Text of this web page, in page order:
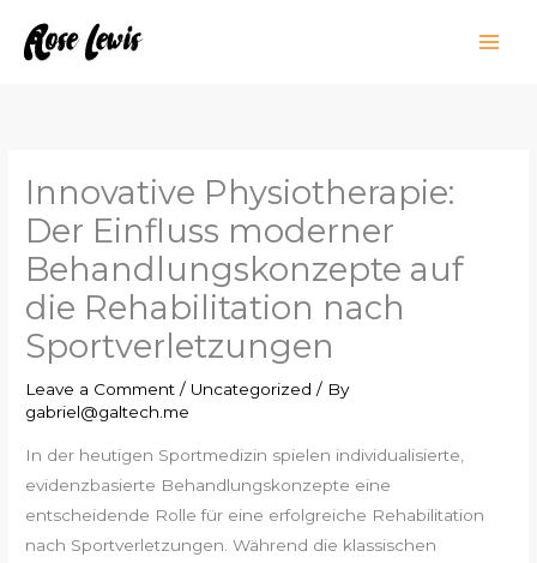
Innovative Physiotherapie:
Der Einfluss moderner
Behandlungskonzepte auf
die Rehabilitation nach
Sportverletzungen
Leave a Comment / Uncategorized / By
gabriel@galtech.me
In der heutigen Sportmedizin spielen individualisierte,
evidenzbasierte Behandlungskonzepte eine
entscheidende Rolle für eine erfolgreiche Rehabilitation
nach Sportverletzungen. Während die klassischen